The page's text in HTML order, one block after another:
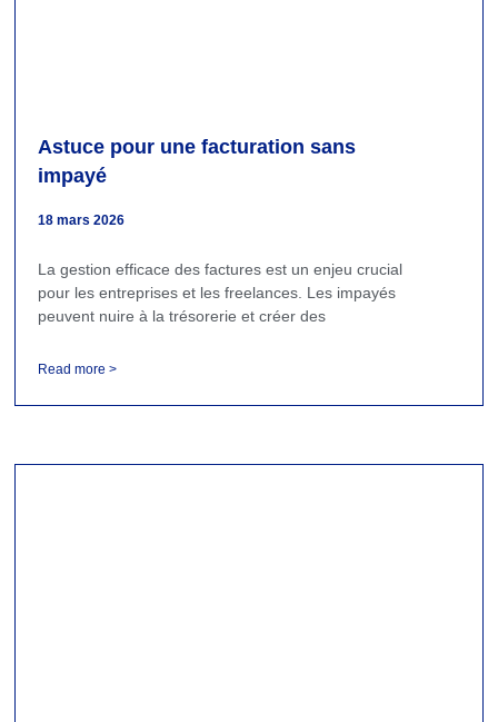
Astuce pour une facturation sans
impayé
18 mars 2026
La gestion efficace des factures est un enjeu crucial
pour les entreprises et les freelances. Les impayés
peuvent nuire à la trésorerie et créer des
Read more >